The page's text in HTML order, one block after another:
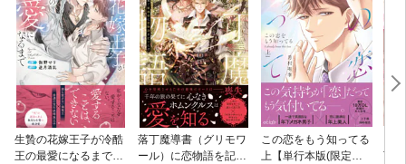
生贄の花嫁王子が冷酷
王の最愛になるまで
落丁魔導書（グリモワ
ール）に恋物語を記す
この恋をもう知ってる
上【単行本版(限定描
下